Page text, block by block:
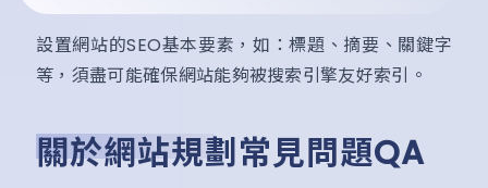
設置網站的SEO基本要素，如：標題、摘要、關鍵字
等，須盡可能確保網站能夠被搜索引擎友好索引。
關於網站規劃常見問題QA